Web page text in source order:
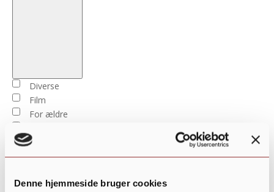
Denne hjemmeside bruger cookies
Close
Begivenhedstype
Diverse
Film
For ældre
For familier
For voksne
Generalforsamling